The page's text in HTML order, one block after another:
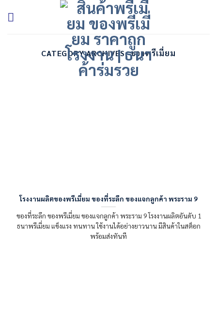
CATEGORY ARCHIVES:ของพรีเมี่ยม
โรงงานผลิตของพรีเมี่ยม ของที่ระลึก ของแจกลูกค้า พระราม 9
ของที่ระลึก ของพรีเมี่ยม ของแจกลูกค้า พระราม 9 โรงงานผลิตอันดับ 1
ธนาพรีเมี่ยม แข็งแรง ทนทาน ใช้งานได้อย่างยาวนาน มีสินค้าในสต็อก
พร้อมส่งทันที